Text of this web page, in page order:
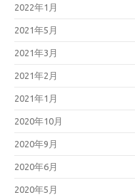
2022年1月
2021年5月
2021年3月
2021年2月
2021年1月
2020年10月
2020年9月
2020年6月
2020年5月